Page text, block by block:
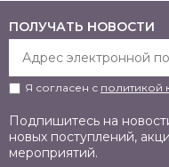
ПОЛУЧАТЬ НОВОСТИ
Я согласен с политикой
Подпишитесь на
новых поступлений,
мероприятий.